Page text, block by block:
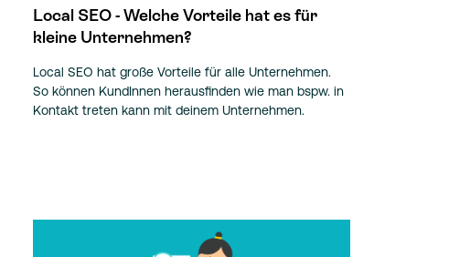
Local SEO - Welche Vorteile hat es für
kleine Unternehmen?
Local SEO hat große Vorteile für alle Unternehmen.
So können KundInnen herausfinden wie man bspw. in
Kontakt treten kann mit deinem Unternehmen.